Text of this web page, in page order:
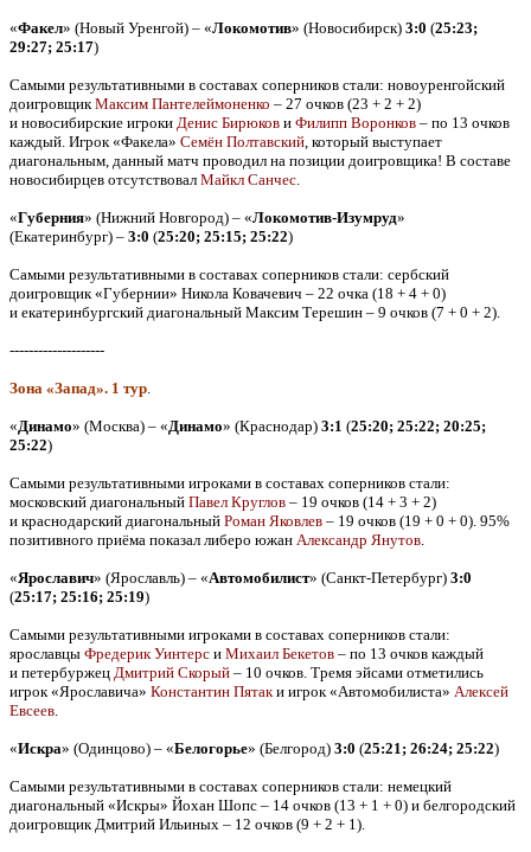
«Факел» (Новый Уренгой) – «Локомотив» (Новосибирск) 3:0 (25:23;
29:27; 25:17)
Самыми результативными в составах соперников стали: новоуренгойский
доигровщикМаксим Пантелеймоненко – 27 очков (23 + 2 + 2)
и новосибирские игроки Денис Бирюков и Филипп Воронков – по 13 очков
каждый. Игрок «Факела» Семён Полтавский, который выступает
диагональным, данный матч проводил на позиции доигровщика! В составе
новосибирцев отсутствовал Майкл Санчес.
«Губерния» (Нижний Новгород) – «Локомотив-Изумруд»
(Екатеринбург) – 3:0 (25:20; 25:15; 25:22)
Самыми результативными в составах соперников стали: сербский
доигровщик «Губернии» Никола Ковачевич – 22 очка (18 + 4 + 0)
и екатеринбургский диагональный Максим Терешин – 9 очков (7 + 0 + 2).
--------------------
Зона «Запад». 1 тур.
«Динамо» (Москва) – «Динамо» (Краснодар) 3:1 (25:20; 25:22; 20:25;
25:22)
Самыми результативными игроками в составах соперников стали:
московский диагональный Павел Круглов – 19 очков (14 + 3 + 2)
и краснодарский диагональный Роман Яковлев – 19 очков (19 + 0 + 0). 95%
позитивного приёма показал либеро южан Александр Янутов.
«Ярославич» (Ярославль) – «Автомобилист» (Санкт-Петербург) 3:0
(25:17; 25:16; 25:19)
Самыми результативными игроками в составах соперников стали:
ярославцы Фредерик Уинтерс и Михаил Бекетов – по 13 очков каждый
и петербуржец Дмитрий Скорый – 10 очков. Тремя эйсами отметились
игрок «Ярославича» Константин Пятаки игрок «Автомобилиста» Алексей
Евсеев.
«Искра» (Одинцово) – «Белогорье» (Белгород) 3:0 (25:21; 26:24; 25:22)
Самыми результативными в составах соперников стали: немецкий
диагональный «Искры» Йохан Шопс – 14 очков (13 + 1 + 0) и белгородский
доигровщик Дмитрий Ильиных – 12 очков (9 + 2 + 1).